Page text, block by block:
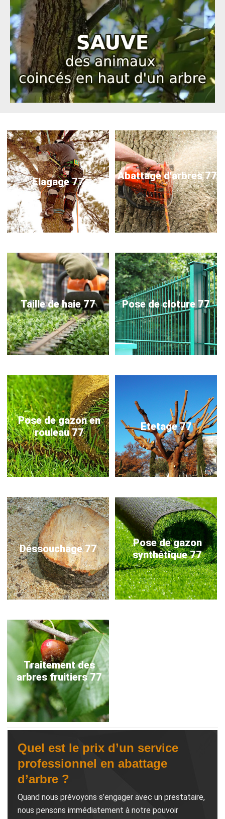
Elagage 77 Abattage d'arbres 77
Taille de haie 77 Pose de cloture 77
Pose de gazon en
rouleau 77
Etetage 77
Déssouchage 77
Pose de gazon
synthétique 77
Traitement des
arbres fruitiers 77
Quel est le prix d’un service
professionnel en abattage
d’arbre ?
Quand nous prévoyons s’engager avec un prestataire,
nous pensons immédiatement à notre pouvoir